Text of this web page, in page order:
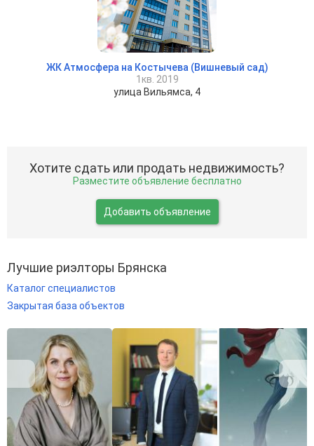
ЖК Атмосфера на Костычева (Вишневый сад)
1кв. 2019
улица Вильямса, 4
Хотите сдать или продать недвижимость?
Разместите объявление бесплатно
Добавить объявление
Лучшие риэлторы Брянска
Каталог специалистов
Закрытая база объектов